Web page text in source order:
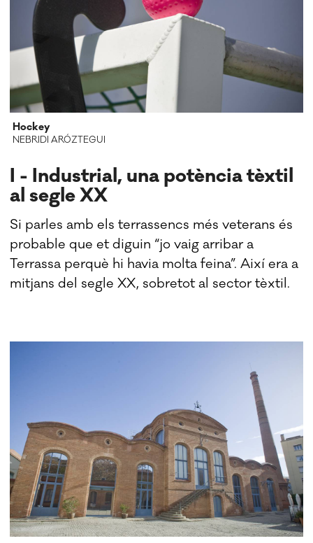
Hockey
NEBRIDI ARÓZTEGUI
I - Industrial, una potència tèxtil
al segle XX
Si parles amb els terrassencs més veterans és
probable que et diguin “jo vaig arribar a
Terrassa perquè hi havia molta feina”. Així era a
mitjans del segle XX, sobretot al sector tèxtil.